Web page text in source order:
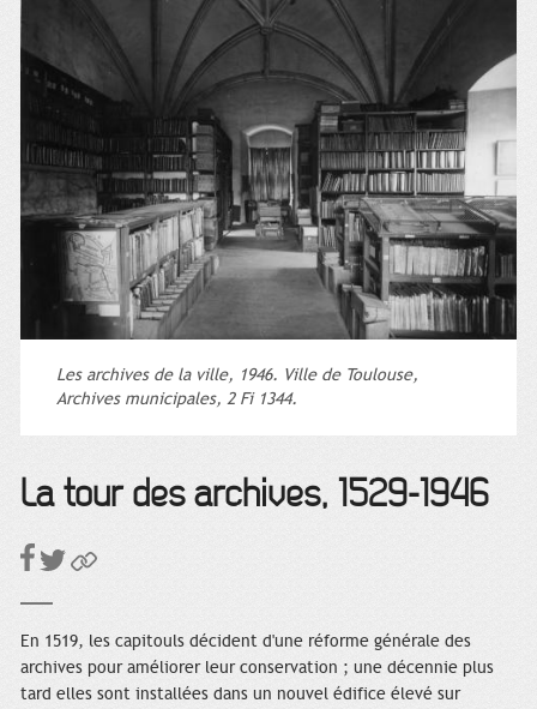
Les archives de la ville, 1946. Ville de Toulouse,
Archives municipales, 2 Fi 1344.
La tour des archives, 1529-1946
En 1519, les capitouls décident d'une réforme générale des
archives pour améliorer leur conservation ; une décennie plus
tard elles sont installées dans un nouvel édifice élevé sur